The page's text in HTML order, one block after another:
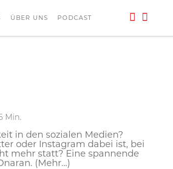
ÜBER UNS PODCAST
Min.
in den sozialen Medien?
oder Instagram dabei ist, bei
mehr statt? Eine spannende
(Mehr…)